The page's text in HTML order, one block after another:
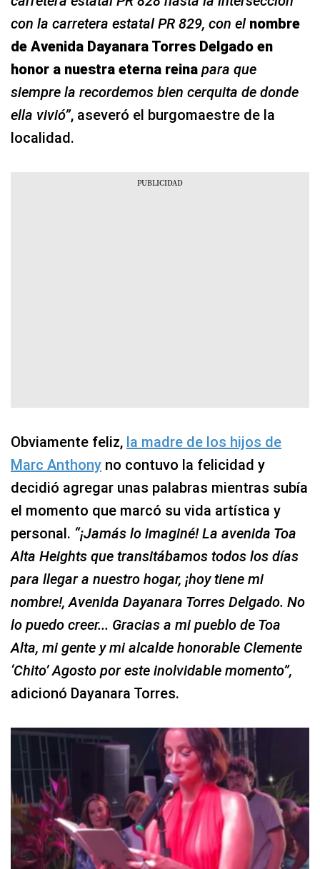
con la carretera estatal PR 829, con el nombre
de Avenida Dayanara Torres Delgado en
honor a nuestra eterna reina para que
siempre la recordemos bien cerquita de donde
ella vivió”, aseveró el burgomaestre de la
localidad.
Obviamente feliz, la madre de los hijos de
Marc Anthony no contuvo la felicidad y
decidió agregar unas palabras mientras subía
el momento que marcó su vida artística y
personal. “¡Jamás lo imaginé! La avenida Toa
Alta Heights que transitábamos todos los días
para llegar a nuestro hogar, ¡hoy tiene mi
nombre!, Avenida Dayanara Torres Delgado. No
lo puedo creer... Gracias a mi pueblo de Toa
Alta, mi gente y mi alcalde honorable Clemente
‘Chito’ Agosto por este inolvidable momento”,
adicionó Dayanara Torres.